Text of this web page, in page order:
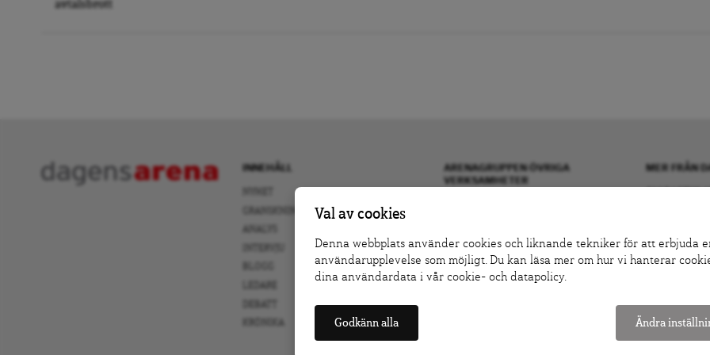
avtalsbrott
INNEHÅLL
ARENAGRUPPEN ÖVRIGA
VERKSAMHETER
PREMISS FÖRLAG
SKOLINFO
ARENAAKADEMIN
MER FRÅN
DONERA
COOKIE-
Val av cookies
Denna webbplats använder cookies och liknande tekniker för att erbjuda
användarupplevelse som möjligt. Du kan läsa mer om hur vi hanterar
dina användardata i vår cookie- och datapolicy.
Godkänn alla Ändra